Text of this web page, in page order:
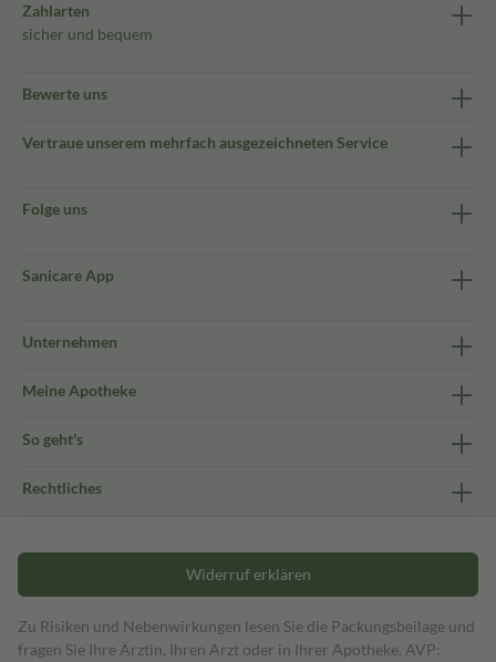
Zahlarten
sicher und bequem
Bewerte uns
Vertraue unserem mehrfach ausgezeichneten Service
Folge uns
Sanicare App
Unternehmen
Meine Apotheke
So geht's
Rechtliches
Widerruf erklären
Zu Risiken und Nebenwirkungen lesen Sie die Packungsbeilage und
fragen Sie Ihre Ärztin, Ihren Arzt oder in Ihrer Apotheke. AVP: